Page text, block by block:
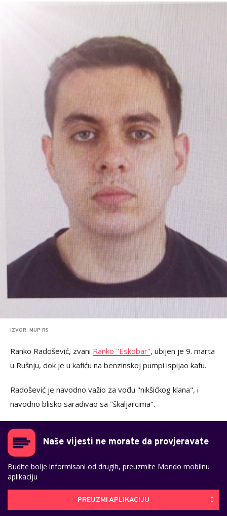
IZVOR: MUP RS
Ranko Radošević, zvani Ranko "Eskobar", ubijen je 9. marta
u Rušnju, dok je u kafiću na benzinskoj pumpi ispijao kafu.
Radošević je navodno važio za vođu "nikšićkog klana", i
navodno blisko sarađivao sa "škaljarcima".
Naše vijesti ne morate da provjeravate
Budite bolje informisani od drugih, preuzmite Mondo mobilnu
aplikaciju
PREUZMI APLIKACIJU